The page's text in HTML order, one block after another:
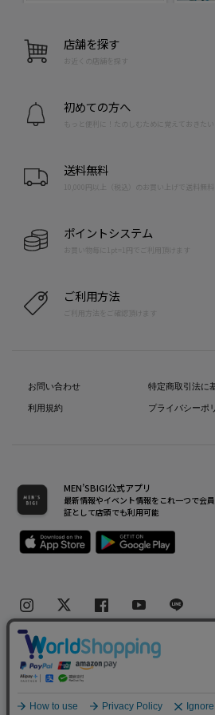
店舗を探す
お近くの店舗を探す
初めての方へ
もっと便利に！たのしむために覚えておきたい
送料無料
10,000円以上（税込）のお買い上げで送料無料
ポイントシステム
お買い物毎に1pt=1円でご利用頂けます
ご利用方法
ご利用方法をご確認頂けます
お問い合わせ
利用規約
特定商取引法に
プライバシーポ
MEN’SBIGI公式アプリ
最新情報やイベント情報をこれ一つで会員
証として店頭でも利用可能
Copyright(C) Bigi Co.,Ltd.All Rights